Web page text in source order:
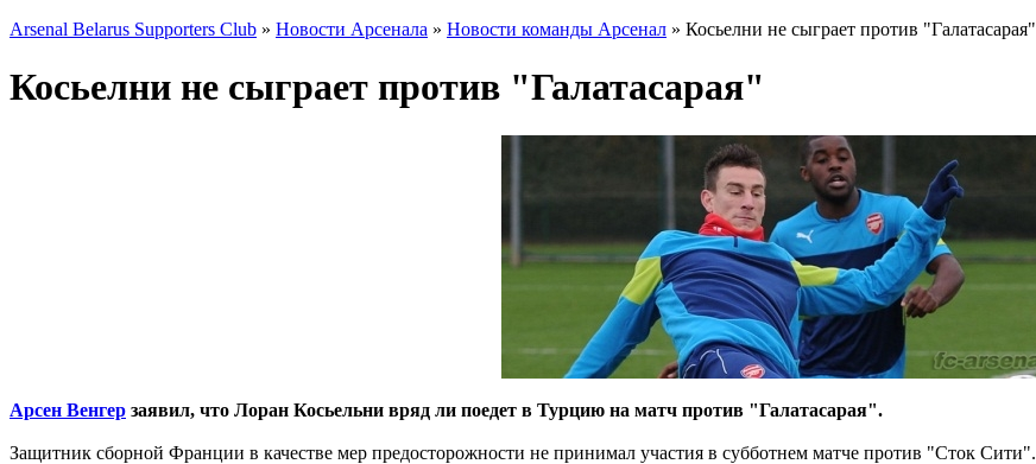
Arsenal Belarus Supporters Club » Новости Арсенала » Новости команды Арсенал » Косьелни не сыграет против "Галатасарая"
Косьелни не сыграет против "Галатасарая"
Арсен Венгер заявил, что Лоран Косьельни вряд ли поедет в Турцию на матч против "Галатасарая".
Защитник сборной Франции в качестве мер предосторожности не принимал участия в субботнем матче против "Сток Сити".